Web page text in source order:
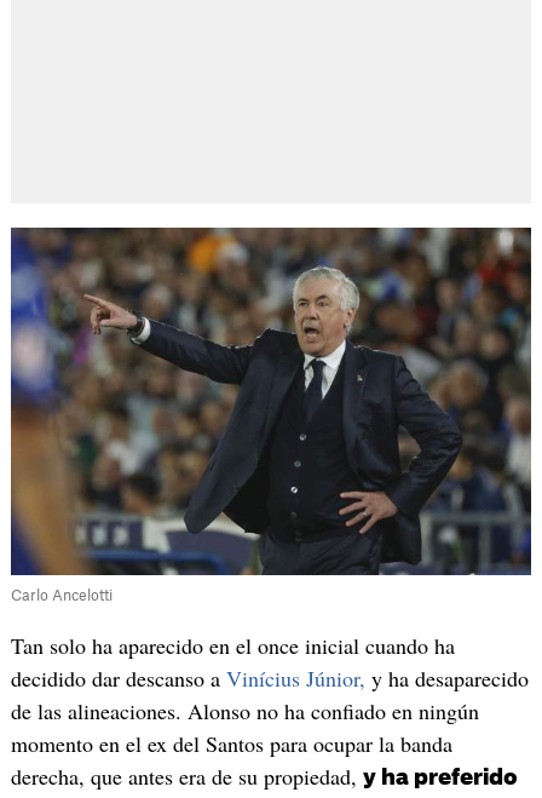
Carlo Ancelotti
Tan solo ha aparecido en el once inicial cuando ha
decidido dar descanso a Vinícius Júnior, y ha desaparecido
de las alineaciones. Alonso no ha confiado en ningún
momento en el ex del Santos para ocupar la banda
derecha, que antes era de su propiedad, y ha preferido